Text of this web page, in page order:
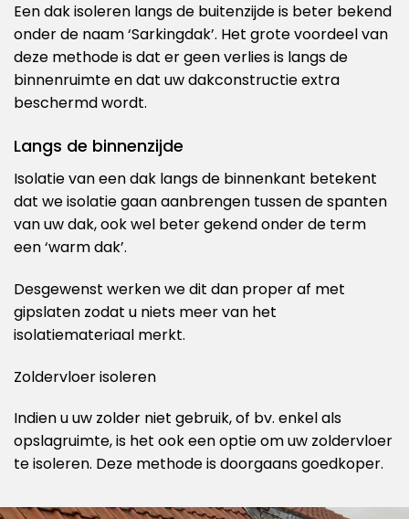
Een dak isoleren langs de buitenzijde is beter bekend
onder de naam ‘Sarkingdak’. Het grote voordeel van
deze methode is dat er geen verlies is langs de
binnenruimte en dat uw dakconstructie extra
beschermd wordt.
Langs de binnenzijde
Isolatie van een dak langs de binnenkant betekent
dat we isolatie gaan aanbrengen tussen de spanten
van uw dak, ook wel beter gekend onder de term
een ‘warm dak’.
Desgewenst werken we dit dan proper af met
gipslaten zodat u niets meer van het
isolatiemateriaal merkt.
Zoldervloer isoleren
Indien u uw zolder niet gebruik, of bv. enkel als
opslagruimte, is het ook een optie om uw zoldervloer
te isoleren. Deze methode is doorgaans goedkoper.